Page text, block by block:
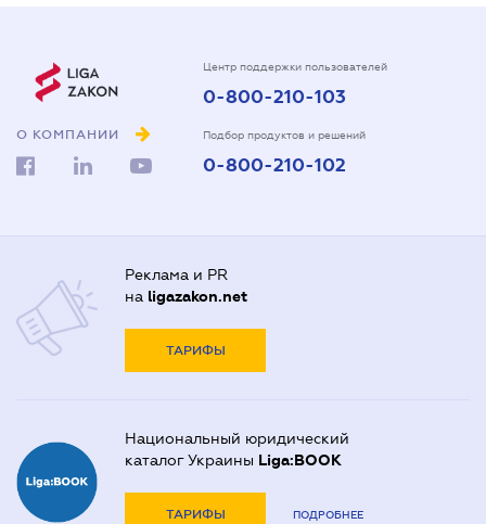
О КОМПАНИИ
Центр поддержки пользователей
0-800-210-103
Подбор продуктов и решений
0-800-210-102
Реклама и PR
на ligazakon.net
ТАРИФЫ
Национальный юридический
каталог Украины Liga:BOOK
ТАРИФЫ ПОДРОБНЕЕ